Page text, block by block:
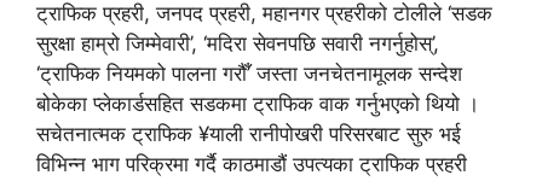
ट्राफिक प्रहरी, जनपद प्रहरी, महानगर प्रहरीको टोलीले ‘सडक
सुरक्षा हाम्रो जिम्मेवारी’, ‘मदिरा सेवनपछि सवारी नगर्नुहोस्’,
‘ट्राफिक नियमको पालना गरौँ’ जस्ता जनचेतनामूलक सन्देश
बोकेका प्लेकार्डसहित सडकमा ट्राफिक वाक गर्नुभएको थियो ।
सचेतनात्मक ट्राफिक ¥याली रानीपोखरी परिसरबाट सुरु भई
विभिन्न भाग परिक्रमा गर्दै काठमाडौं उपत्यका ट्राफिक प्रहरी